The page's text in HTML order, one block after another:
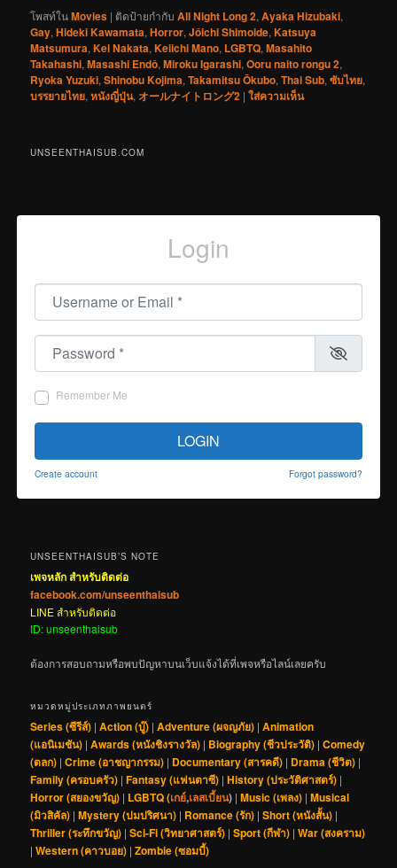
โพสท์ในMovies | ติดป้ายกำกับ All Night Long 2,Ayaka Hizubaki,
Gay,Hideki Kawamata,Horror,Jôichi Shimoide,Katsuya
Matsumura,Kei Nakata,Keiichi Mano, LGBTQ,Masahito
Takahashi,Masashi Endô,Miroku Igarashi,Ooru naito rongu 2,
Ryoka Yuzuki,Shinobu Kojima,Takamitsu Ōkubo,Thai Sub,ซับไทย,
บรรยายไทย,หนังญี่ปุ่น,オールナイトロング2 |ใส่ความเห็น
UNSEENTHAISUB.COM
Login
Username or Email
Password
Remember Me
LOGIN
Create account Forgot password?
UNSEENTHAISUB’S NOTE
เพจหลัก สำหรับติดต่อ
facebook.com/unseenthaisub
LINE สำหรับติดต่อ
ID: unseenthaisub
ต้องการสอบถามหรือพบปัญหาบนเว็บแจ้งได้ที่เพจหรือไลน์เลยครับ
หมวดหมู่ประเภทภาพยนตร์
Series (ซีรีส์) |Action (บู๊) |Adventure (ผจญภัย) |Animation
(แอนิเมชัน) |Awards (หนังชิงรางวัล) | Biography (ชีวประวัติ) |Comedy
(ตลก) |Crime (อาชญากรรม) | Documentary (สารคดี) | Drama (ชีวิต) |
Family (ครอบครัว) |Fantasy (แฟนตาซี) |History (ประวัติศาสตร์) |
Horror (สยองขวัญ) | LGBTQ (เกย์,เลสเบี้ยน) |Music (เพลง) |Musical
(มิวสิคัล) |Mystery (ปมปริศนา) | Romance (รัก) |Short (หนังสั้น) |
Thriller (ระทึกขวัญ) |Sci-Fi (วิทยาศาสตร์) |Sport (กีฬา) |War (สงคราม)
|Western (คาวบอย) |Zombie (ซอมบี้)